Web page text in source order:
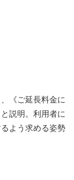
《ご延長料金に
説明。利用者に
よう求める姿勢